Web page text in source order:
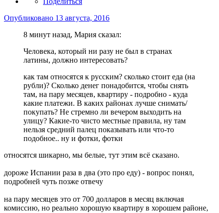
Опубликовано 13 августа, 2016
8 минут назад, Мария сказал:
Человека, который ни разу не был в странах
латины, должно интересовать?
как там относятся к русским? сколько стоит еда (на
рубли)? Сколько денег понадобится, чтобы снять
там, на пару месяцев, квартиру - подробно - куда
какие платежи. В каких районах лучше снимать/
покупать? Не стремно ли вечером выходить на
улицу? Какие-то чисто местные правила, ну там
нельзя средний палец показывать или что-то
подобное.. ну и фотки, фотки
относятся шикарно, мы белые, тут этим всё сказано.
дороже Испании раза в два (это про еду) - вопрос понял,
подробней чуть позже отвечу
на пару месяцев это от 700 долларов в месяц включая
комиссию, но реально хорошую квартиру в хорошем районе,